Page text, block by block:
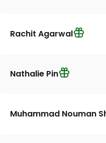
Rachit Agarwal
Nathalie Pin
Muhammad Nouman